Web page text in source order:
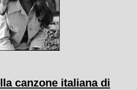
canzone italiana di